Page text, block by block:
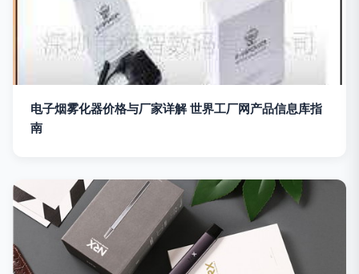
电子烟雾化器价格与厂家详解 世界工厂网产品信息库指
南